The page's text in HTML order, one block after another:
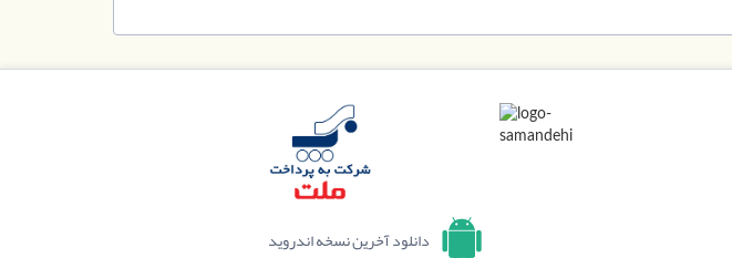
دانلود آخرین نسخه اندروید